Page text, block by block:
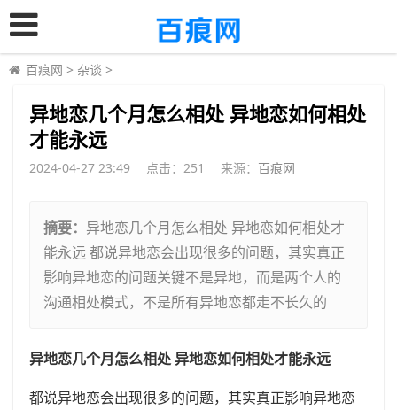
百痕网 > 杂谈 >
​异地恋几个月怎么相处 异地恋如何相处
才能永远
2024-04-27 23:49 点击： 251 来源： 百痕网
摘要： 异地恋几个月怎么相处 异地恋如何相处才
能永远 都说异地恋会出现很多的问题，其实真正
影响异地恋的问题关键不是异地，而是两个人的
沟通相处模式，不是所有异地恋都走不长久的
异地恋几个月怎么相处 异地恋如何相处才能永远
都说异地恋会出现很多的问题，其实真正影响异地恋